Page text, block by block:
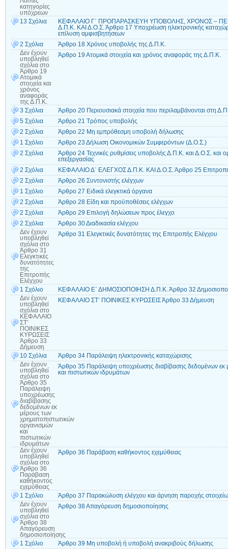
κατηγορίες
υπόχρεων
13 Σχόλια
ΚΕΦΑΛΑΙΟ Γ΄ ΠΡΟΠΑΡΑΣΚΕΥΗ ΥΠΟΒΟΛΗΣ, ΧΡΟΝΟΣ –
Δ.Π.Κ. ΚΑΙ Δ.Ο.Σ. Άρθρο 17 Υποχρέωση ηλεκτρονικής
επίλυση αμφισβητήσεων
2 Σχόλια
Άρθρο 18 Χρόνος υποβολής της Δ.Π.Κ.
Δεν έχουν
υποβληθεί
σχόλια στο
Άρθρο 19
Ατομικά
στοιχεία και
χρόνος
αναφοράς
της Δ.Π.Κ.
Άρθρο 19 Ατομικά στοιχεία και χρόνος αναφοράς της Δ.Π.Κ.
3 Σχόλια
Άρθρο 20 Περιουσιακά στοιχεία που περιλαμβάνονται στη
5 Σχόλια
Άρθρο 21 Τρόπος υποβολής
2 Σχόλια
Άρθρο 22 Μη εμπρόθεσμη υποβολή δήλωσης
1 Σχόλιο
Άρθρο 23 Δήλωση Οικονομικών Συμφερόντων (Δ.Ο.Σ.)
2 Σχόλια
Άρθρο 24 Τεχνικές ρυθμίσεις υποβολής Δ.Π.Κ. και Δ.Ο.Σ. και
επεξεργασίας
2 Σχόλια
ΚΕΦΑΛΑΙΟ Δ΄ ΕΛΕΓΧΟΣ Δ.Π.Κ. ΚΑΙ Δ.Ο.Σ. Άρθρο 25
2 Σχόλια
Άρθρο 26 Συντονιστής ελέγχων
1 Σχόλιο
Άρθρο 27 Ειδικά ελεγκτικά όργανα
2 Σχόλια
Άρθρο 28 Είδη και προϋποθέσεις ελέγχων
2 Σχόλια
Άρθρο 29 Επιλογή δηλώσεων προς έλεγχο
2 Σχόλια
Άρθρο 30 Διαδικασία ελέγχου
Δεν έχουν
υποβληθεί
σχόλια στο
Άρθρο 31
Ελεγκτικές
δυνατότητες
της
Επιτροπής
Ελέγχου
Άρθρο 31 Ελεγκτικές δυνατότητες της Επιτροπής Ελέγχου
1 Σχόλιο
ΚΕΦΑΛΑΙΟ Ε΄ ΔΗΜΟΣΙΟΠΟΙΗΣΗ Δ.Π.Κ. Άρθρο 32
Δεν έχουν
υποβληθεί
σχόλια στο
ΚΕΦΑΛΑΙΟ
ΣΤ’
ΠΟΙΝΙΚΕΣ
ΚΥΡΩΣΕΙΣ
Άρθρο 33
Δήμευση
ΚΕΦΑΛΑΙΟ ΣΤ’ ΠΟΙΝΙΚΕΣ ΚΥΡΩΣΕΙΣ Άρθρο 33 Δήμευση
10 Σχόλια
Άρθρο 34 Παράλειψη ηλεκτρονικής καταχώρισης
Δεν έχουν
υποβληθεί
σχόλια στο
Άρθρο 35
Παράλειψη
υποχρέωσης
διαβίβασης
δεδομένων εκ
μέρους των
χρηματοπιστωτικών
οργανισμών
και
πιστωτικών
ιδρυμάτων
Άρθρο 35 Παράλειψη υποχρέωσης διαβίβασης δεδομένων εκ
και πιστωτικών ιδρυμάτων
Δεν έχουν
υποβληθεί
σχόλια στο
Άρθρο 36
Παράβαση
καθήκοντος
εχεμύθειας
Άρθρο 36 Παράβαση καθήκοντος εχεμύθειας
1 Σχόλιο
Άρθρο 37 Παρακώλυση ελέγχου και άρνηση παροχής
Δεν έχουν
υποβληθεί
σχόλια στο
Άρθρο 38
Απαγόρευση
δημοσιοποίησης
Άρθρο 38 Απαγόρευση δημοσιοποίησης
1 Σχόλιο
Άρθρο 39 Μη υποβολή ή υποβολή ανακριβούς δήλωσης